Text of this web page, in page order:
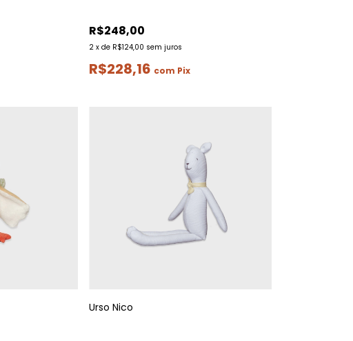
R$248,00
2 x de R$124,00 sem juros
R$228,16 com Pix
Urso Nico